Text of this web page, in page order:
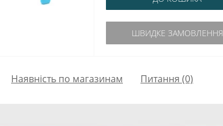
ШВИДКЕ ЗАМОВЛЕННЯ
Наявність по магазинам Питання (0)